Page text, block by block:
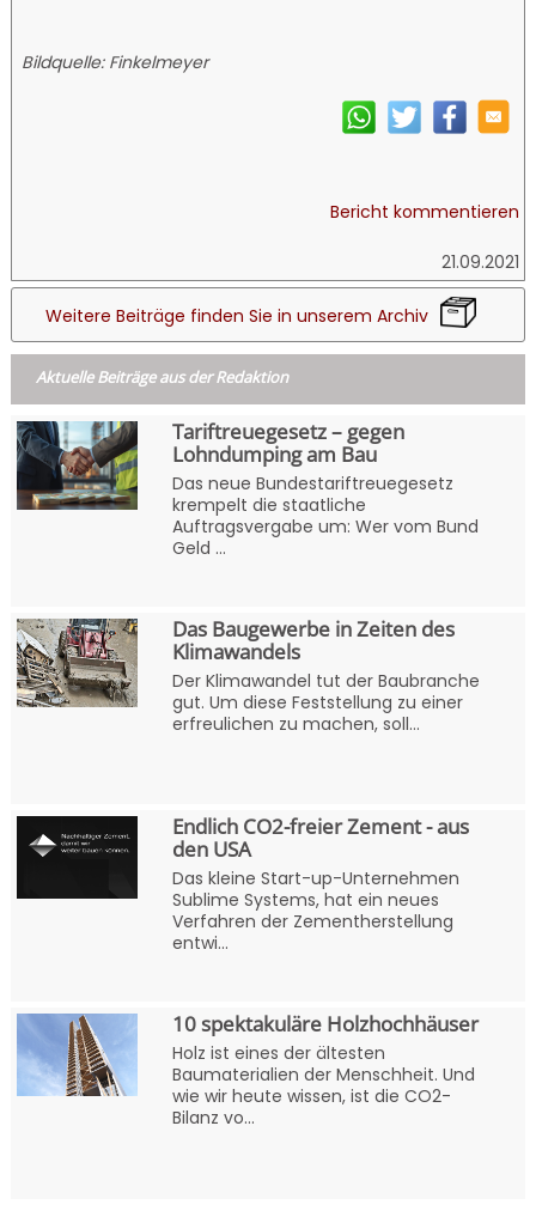
Bildquelle: Finkelmeyer
Bericht kommentieren
21.09.2021
Weitere Beiträge finden Sie in unserem Archiv
Aktuelle Beiträge aus der Redaktion
Tariftreuegesetz – gegen
Lohndumping am Bau
Das neue Bundestariftreuegesetz
krempelt die staatliche
Auftragsvergabe um: Wer vom Bund
Geld ...
Das Baugewerbe in Zeiten des
Klimawandels
Der Klimawandel tut der Baubranche
gut. Um diese Feststellung zu einer
erfreulichen zu machen, soll...
Endlich CO2-freier Zement - aus
den USA
Das kleine Start-up-Unternehmen
Sublime Systems, hat ein neues
Verfahren der Zementherstellung
entwi...
10 spektakuläre Holzhochhäuser
Holz ist eines der ältesten
Baumaterialien der Menschheit. Und
wie wir heute wissen, ist die CO2-
Bilanz vo...